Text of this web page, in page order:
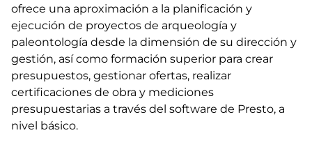
ofrece una aproximación a la planificación y
ejecución de proyectos de arqueología y
paleontología desde la dimensión de su dirección y
gestión, así como formación superior para crear
presupuestos, gestionar ofertas, realizar
certificaciones de obra y mediciones
presupuestarias a través del software de Presto, a
nivel básico.